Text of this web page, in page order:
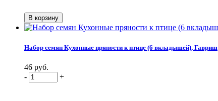
Набор семян Кухонные пряности к птице (6 вкладышей), Гавриш
46 руб.
-
+